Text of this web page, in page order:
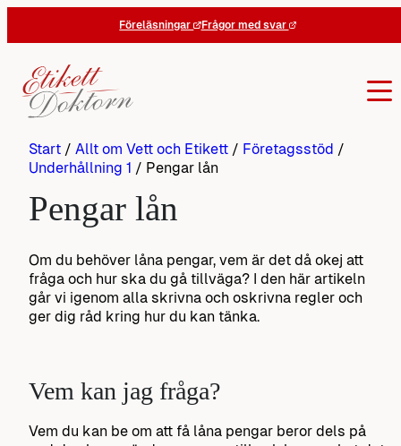
Föreläsningar Frågor med svar
Start / Allt om Vett och Etikett / Företagsstöd /
Underhållning 1 / Pengar lån
Pengar lån
Om du behöver låna pengar, vem är det då okej att
fråga och hur ska du gå tillväga? I den här artikeln
går vi igenom alla skrivna och oskrivna regler och
ger dig råd kring hur du kan tänka.
Vem kan jag fråga?
Vem du kan be om att få låna pengar beror dels på